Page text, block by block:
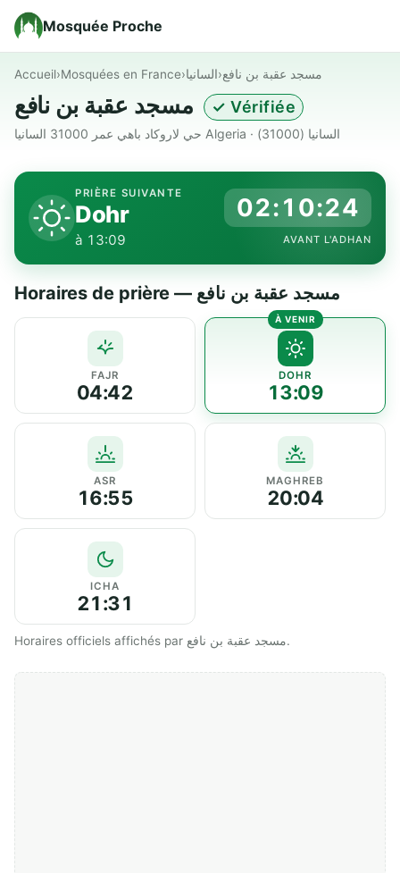
Mosquée Proche
Accueil›Mosquées en France›السانيا›مسجد عقبة بن نافع
✓ Vérifiée
حي لاروكاد باهي عمر 31000 السانيا Algeria · السانيا (31000)
PRIÈRE SUIVANTE
Dohr
à 13:09
02:10:23
AVANT L'ADHAN
Horaires de prière — مسجد عقبة بن نافع
FAJR
04:42
DOHR
13:09
ASR
16:55
MAGHREB
20:04
ICHA
21:31
Horaires officiels affichés par مسجد عقبة بن نافع.